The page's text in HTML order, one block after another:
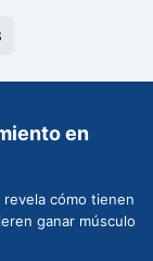
en
cómo tienen
ganar músculo